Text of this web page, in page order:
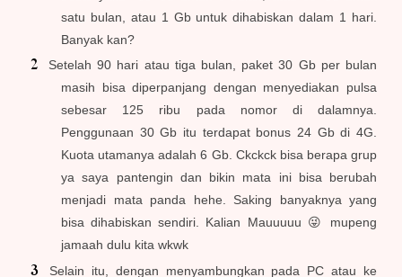
satu bulan, atau 1 Gb untuk dihabiskan dalam 1 hari.
Banyak kan?
Setelah 90 hari atau tiga bulan, paket 30 Gb per bulan
masih bisa diperpanjang dengan menyediakan pulsa
sebesar 125 ribu pada nomor di dalamnya.
Penggunaan 30 Gb itu terdapat bonus 24 Gb di 4G.
Kuota utamanya adalah 6 Gb. Ckckck bisa berapa grup
ya saya pantengin dan bikin mata ini bisa berubah
menjadi mata panda hehe. Saking banyaknya yang
bisa dihabiskan sendiri. Kalian Mauuuuu 😜 mupeng
jamaah dulu kita wkwk
Selain itu, dengan menyambungkan pada PC atau ke